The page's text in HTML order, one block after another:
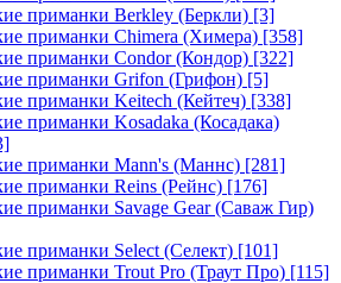
приманки Berkley (Беркли) [3]
приманки Chimera (Химера) [358]
приманки Condor (Кондор) [322]
приманки Grifon (Грифон) [5]
приманки Keitech (Кейтеч) [338]
приманки Kosadaka (Косадака)
приманки Mann's (Маннс) [281]
приманки Reins (Рейнс) [176]
приманки Savage Gear (Саваж Гир)
приманки Select (Селект) [101]
приманки Trout Pro (Траут Про) [115]